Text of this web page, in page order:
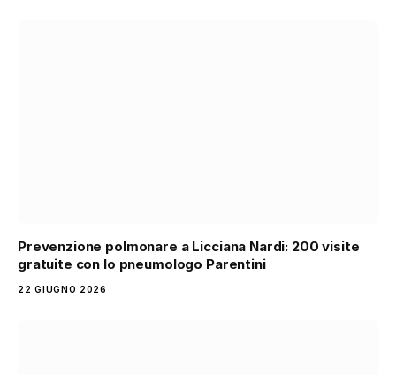
Prevenzione polmonare a Licciana Nardi: 200 visite
gratuite con lo pneumologo Parentini
22 GIUGNO 2026